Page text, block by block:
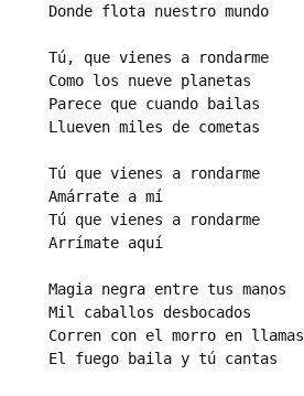
Donde flota nuestro mundo
Tú, que vienes a rondarme
Como los nueve planetas
Parece que cuando bailas
Llueven miles de cometas
Tú que vienes a rondarme
Amárrate a mí
Tú que vienes a rondarme
Arrímate aquí
Magia negra entre tus manos
Mil caballos desbocados
Corren con el morro en llamas
El fuego baila y tú cantas